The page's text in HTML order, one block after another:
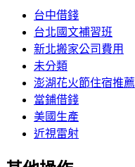
台中借錢
台北國文補習班
新北搬家公司費用
未分類
澎湖花火節住宿推薦
當鋪借錢
美國生產
近視雷射